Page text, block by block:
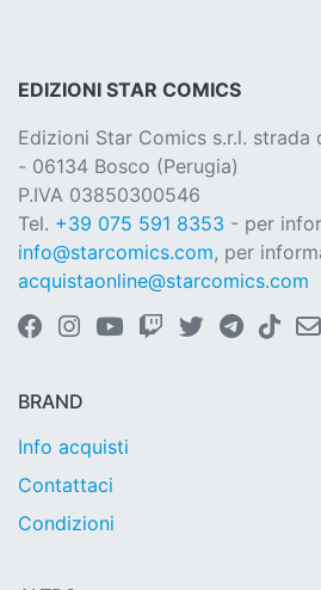
EDIZIONI STAR COMICS
Edizioni Star Comics s.r.l. strada
- 06134 Bosco (Perugia)
P.IVA 03850300546
Tel. +39 075 591 8353 - per
info@starcomics.com, per
acquistaonline@starcomics.com
BRAND
Info acquisti
Contattaci
Condizioni